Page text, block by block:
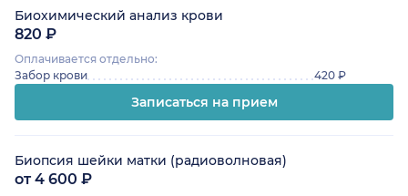
Биохимический анализ крови
820 ₽
Оплачивается отдельно:
Забор крови
420 ₽
Записаться на прием
Биопсия шейки матки (радиоволновая)
от 4 600 ₽